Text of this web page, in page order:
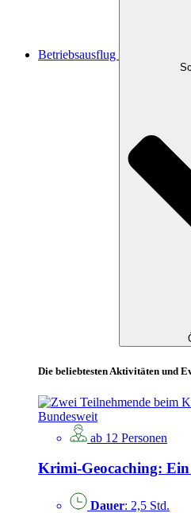
Betriebsausflug
Die beliebtesten Aktivitäten und
Bundesweit
ab 12 Personen
Krimi-Geocaching:
Dauer: 2,5 Std.